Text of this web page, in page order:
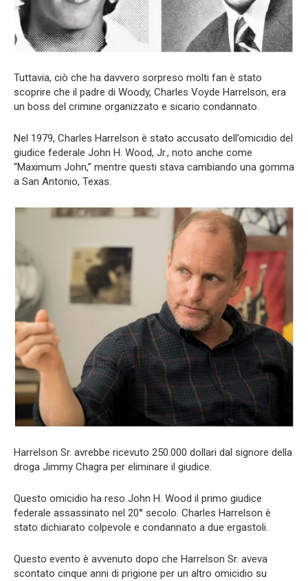
Tuttavia, ciò che ha davvero sorpreso molti fan è stato
scoprire che il padre di Woody, Charles Voyde Harrelson, era
un boss del crimine organizzato e sicario condannato.
Nel 1979, Charles Harrelson è stato accusato dell’omicidio del
giudice federale John H. Wood, Jr., noto anche come
“Maximum John,” mentre questi stava cambiando una gomma
a San Antonio, Texas.
Harrelson Sr. avrebbe ricevuto 250.000 dollari dal signore della
droga Jimmy Chagra per eliminare il giudice.
Questo omicidio ha reso John H. Wood il primo giudice
federale assassinato nel 20° secolo. Charles Harrelson è
stato dichiarato colpevole e condannato a due ergastoli.
Questo evento è avvenuto dopo che Harrelson Sr. aveva
scontato cinque anni di prigione per un altro omicidio su